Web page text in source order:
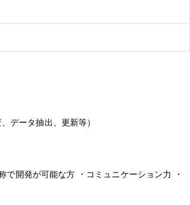
データ抽出、更新等）
で開発が可能な方 ・コミュニケーション力 ・